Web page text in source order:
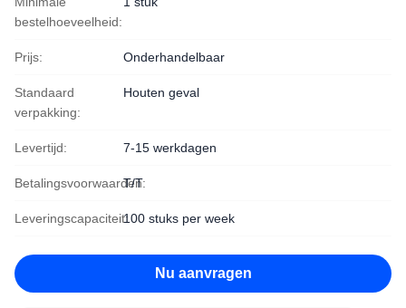
bestelhoeveelheid:
Prijs: Onderhandelbaar
Standaard
verpakking:
Houten geval
Levertijd: 7-15 werkdagen
Betalingsvoorwaarden:
T/T
Leveringscapaciteit:100 stuks per week
Nu aanvragen